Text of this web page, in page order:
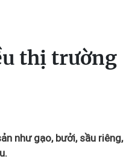
thị trường
như gạo, bưởi, sầu riêng,